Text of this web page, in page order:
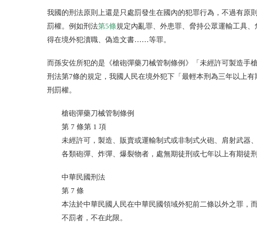
我國的刑法原則上還是只處罰發生在國內的犯罪行為，不過有原
罰權。例如刑法第5條規定內亂罪、外患罪、脅持公眾運輸工具
得在境外犯瀆職、偽造文書……等罪。
而孫安佐所犯的是《槍砲彈藥刀械管制條例》「未經許可製造手
刑法第7條的規定，我國人民在境外犯下「最輕本刑為三年以上
刑罰權。
槍砲彈藥刀械管制條例
第 7 條第 1 項
未經許可，製造、販賣或運輸制式或非制式火砲、肩射武器
各類砲彈、炸彈、爆裂物者，處無期徒刑或七年以上有期徒
中華民國刑法
第 7 條
本法於中華民國人民在中華民國領域外犯前二條以外之罪，
不罰者，不在此限。